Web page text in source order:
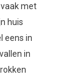
met
huis
eens in
in